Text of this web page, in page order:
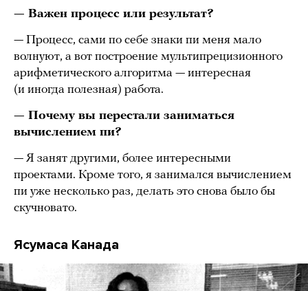
— Важен процесс или результат?
— Процесс, сами по себе знаки пи меня мало
волнуют, а вот построение мультипрецизионного
арифметического алгоритма — интересная
(и иногда полезная) работа.
— Почему вы перестали заниматься
вычислением пи?
— Я занят другими, более интересными
проектами. Кроме того, я занимался вычислением
пи уже несколько раз, делать это снова было бы
скучновато.
Ясумаса Канада